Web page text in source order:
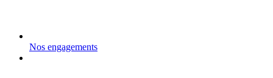
Nos engagements